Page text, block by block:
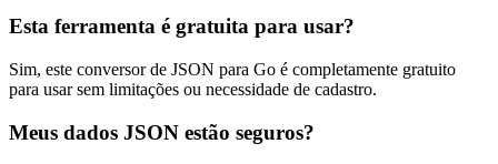
Esta ferramenta é gratuita para usar?
Sim, este conversor de JSON para Go é completamente gratuito
para usar sem limitações ou necessidade de cadastro.
Meus dados JSON estão seguros?